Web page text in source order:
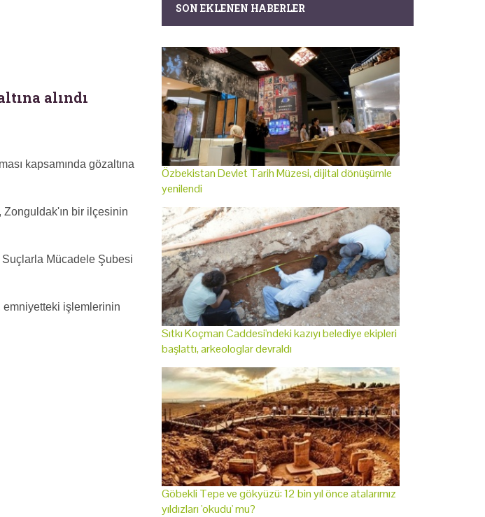
alındı
kapsamında gözaltına
Zonguldak'ın bir ilçesinin
Suçlarla Mücadele Şubesi
emniyetteki işlemlerinin
SON EKLENEN HABERLER
Özbekistan Devlet Tarih Müzesi, dijital dönüşümle
yenilendi
Sıtkı Koçman Caddesi'ndeki kazıyı belediye ekipleri
başlattı, arkeologlar devraldı
Göbekli Tepe ve gökyüzü: 12 bin yıl önce atalarımız
yıldızları 'okudu' mu?